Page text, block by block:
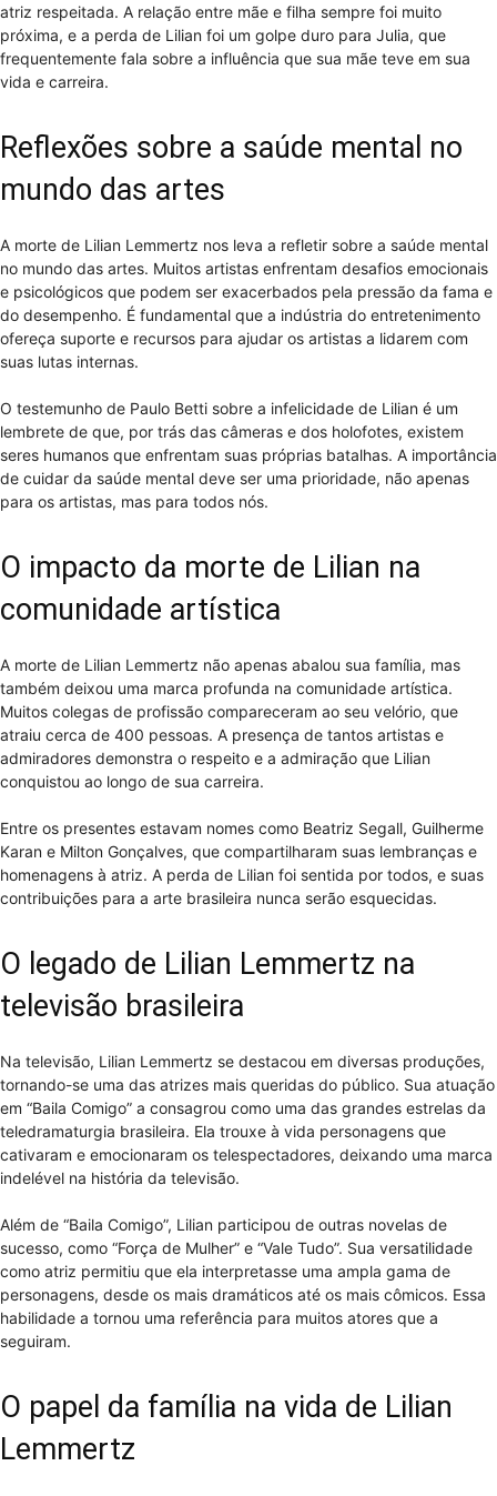
atriz respeitada. A relação entre mãe e filha sempre foi muito
próxima, e a perda de Lilian foi um golpe duro para Julia, que
frequentemente fala sobre a influência que sua mãe teve em sua
vida e carreira.
Reflexões sobre a saúde mental no
mundo das artes
A morte de Lilian Lemmertz nos leva a refletir sobre a saúde mental
no mundo das artes. Muitos artistas enfrentam desafios emocionais
e psicológicos que podem ser exacerbados pela pressão da fama e
do desempenho. É fundamental que a indústria do entretenimento
ofereça suporte e recursos para ajudar os artistas a lidarem com
suas lutas internas.
O testemunho de Paulo Betti sobre a infelicidade de Lilian é um
lembrete de que, por trás das câmeras e dos holofotes, existem
seres humanos que enfrentam suas próprias batalhas. A importância
de cuidar da saúde mental deve ser uma prioridade, não apenas
para os artistas, mas para todos nós.
O impacto da morte de Lilian na
comunidade artística
A morte de Lilian Lemmertz não apenas abalou sua família, mas
também deixou uma marca profunda na comunidade artística.
Muitos colegas de profissão compareceram ao seu velório, que
atraiu cerca de 400 pessoas. A presença de tantos artistas e
admiradores demonstra o respeito e a admiração que Lilian
conquistou ao longo de sua carreira.
Entre os presentes estavam nomes como Beatriz Segall, Guilherme
Karan e Milton Gonçalves, que compartilharam suas lembranças e
homenagens à atriz. A perda de Lilian foi sentida por todos, e suas
contribuições para a arte brasileira nunca serão esquecidas.
O legado de Lilian Lemmertz na
televisão brasileira
Na televisão, Lilian Lemmertz se destacou em diversas produções,
tornando-se uma das atrizes mais queridas do público. Sua atuação
em “Baila Comigo” a consagrou como uma das grandes estrelas da
teledramaturgia brasileira. Ela trouxe à vida personagens que
cativaram e emocionaram os telespectadores, deixando uma marca
indelével na história da televisão.
Além de “Baila Comigo”, Lilian participou de outras novelas de
sucesso, como “Força de Mulher” e “Vale Tudo”. Sua versatilidade
como atriz permitiu que ela interpretasse uma ampla gama de
personagens, desde os mais dramáticos até os mais cômicos. Essa
habilidade a tornou uma referência para muitos atores que a
seguiram.
O papel da família na vida de Lilian
Lemmertz